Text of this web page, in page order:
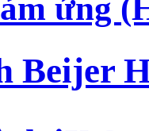
ứng
Beijer